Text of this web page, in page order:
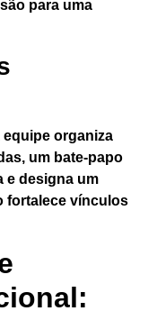
para uma
organiza
um bate-papo
e designa um
fortalece vínculos